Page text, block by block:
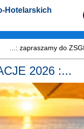
Hotelarskich
2026 :...